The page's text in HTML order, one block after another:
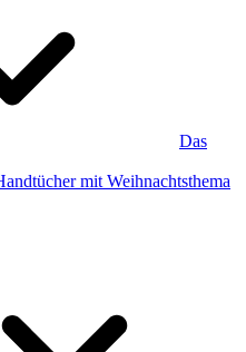
Das
mit Weihnachtsthema